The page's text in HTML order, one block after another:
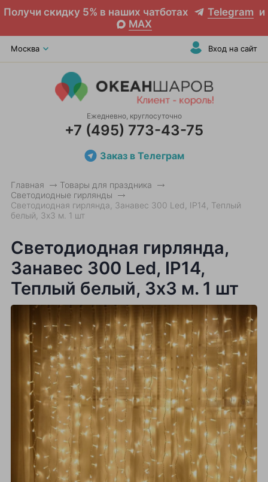
Получи скидку 5% в наших чатботах Telegram и
MAX
Москва Вход на сайт
Ежедневно, круглосуточно
+7 (495) 773-43-75
Заказ в Телеграм
Главная
Товары для праздника
Светодиодные гирлянды
Светодиодная гирлянда, Занавес 300 Led, IP14, Теплый
белый, 3х3 м. 1 шт
Светодиодная гирлянда,
Занавес 300 Led, IP14,
Теплый белый, 3х3 м. 1 шт